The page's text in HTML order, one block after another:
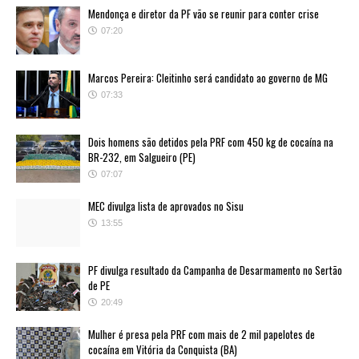
Mendonça e diretor da PF vão se reunir para conter crise
07:20
Marcos Pereira: Cleitinho será candidato ao governo de MG
07:33
Dois homens são detidos pela PRF com 450 kg de cocaína na
BR-232, em Salgueiro (PE)
07:07
MEC divulga lista de aprovados no Sisu
13:55
PF divulga resultado da Campanha de Desarmamento no Sertão
de PE
20:49
Mulher é presa pela PRF com mais de 2 mil papelotes de
cocaína em Vitória da Conquista (BA)